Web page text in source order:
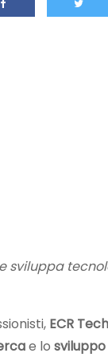
ECR
e lo sviluppo